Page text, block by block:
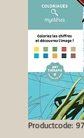
Productcode: